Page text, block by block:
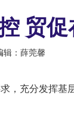
贸促
辑：薛莞馨
，充分发挥基